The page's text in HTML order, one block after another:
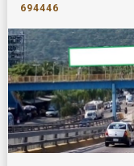
694446